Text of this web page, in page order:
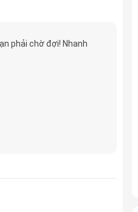
phải chờ đợi! Nhanh